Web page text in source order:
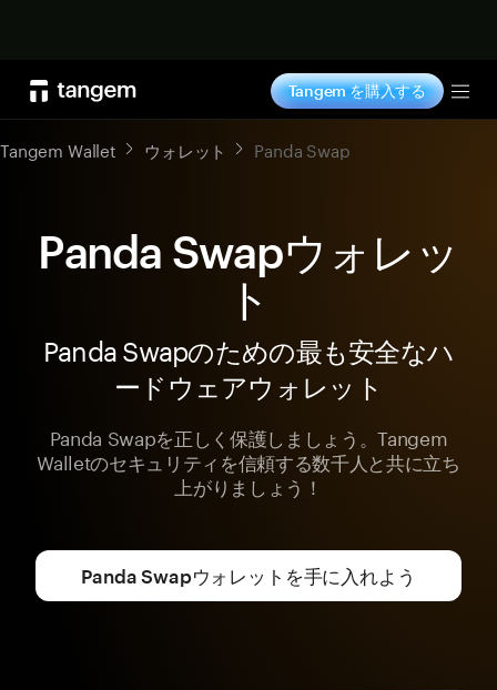
Tangem を購入する
Tangem Wallet ウォレット Panda Swap
Panda Swapウォレッ
ト
Panda Swapのための最も安全なハ
ードウェアウォレット
Panda Swapを正しく保護しましょう。Tangem
Walletのセキュリティを信頼する数千人と共に立ち
上がりましょう！
Panda Swapウォレットを手に入れよう